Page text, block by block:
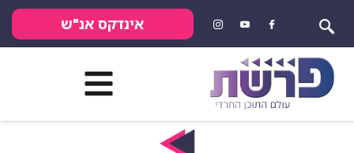
אינדקס אנ"ש